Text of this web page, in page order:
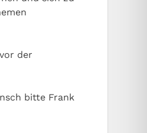
der
bitte Frank